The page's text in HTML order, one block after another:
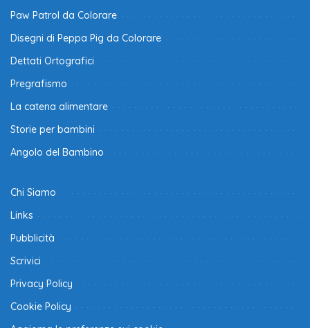
Paw Patrol da Colorare
Disegni di Peppa Pig da Colorare
Dettati Ortografici
Pregrafismo
La catena alimentare
Storie per bambini
Angolo del Bambino
Chi Siamo
Links
Pubblicità
Scrivici
Privacy Policy
Cookie Policy